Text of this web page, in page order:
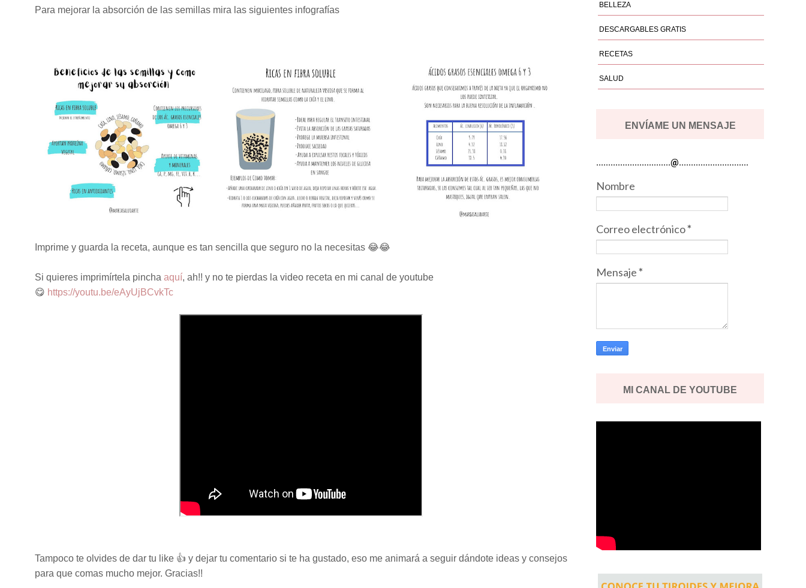
Para mejorar la absorción de las semillas mira las siguientes infografías
Imprime y guarda la receta, aunque es tan sencilla que seguro no la necesitas 😂😂
Si quieres imprimírtela pincha aquí, ah!! y no te pierdas la video receta en mi canal de youtube
😋 https://youtu.be/eAyUjBCvkTc
Tampoco te olvides de dar tu like 👍 y dejar tu comentario si te ha gustado, eso me animará a seguir dándote ideas y consejos
para que comas mucho mejor. Gracias!!
BELLEZA
DESCARGABLES GRATIS
RECETAS
SALUD
ENVÍAME UN MENSAJE
...............................@.............................
Nombre
Correo electrónico*
Mensaje*
MI CANAL DE YOUTUBE